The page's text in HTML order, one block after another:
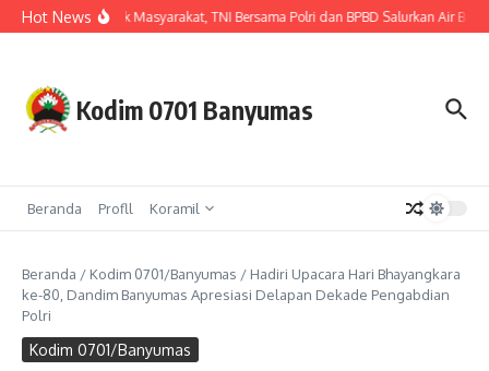
Lewati ke konten
Hot News
Hadir untuk Masyarakat, TNI Bersama Polri dan BPBD Salurkan Air
Kodim 0701 Banyumas
Beranda Profll Koramil
Beranda / Kodim 0701/Banyumas / Hadiri Upacara Hari Bhayangkara
ke-80, Dandim Banyumas Apresiasi Delapan Dekade Pengabdian
Polri
Kodim 0701/Banyumas